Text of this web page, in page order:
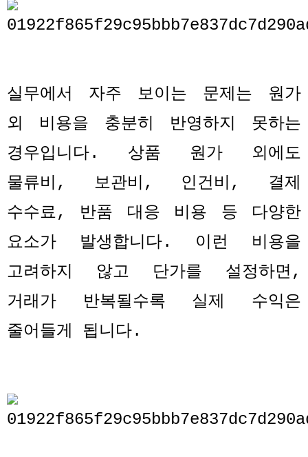
실무에서 자주 보이는 문제는 원가
외 비용을 충분히 반영하지 못하는
경우입니다. 상품 원가 외에도
물류비 , 보관비 , 인건비 , 결제
수수료, 반품 대응 비용 등 다양한
요소가 발생합니다. 이런 비용을
고려하지 않고 단가를 설정하면 ,
거래가 반복될수록 실제 수익은
줄어들게 됩니다.